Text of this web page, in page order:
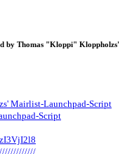
by Thomas "Kloppi" Kloppholzs'
Mairlist-Launchpad-Script
Script